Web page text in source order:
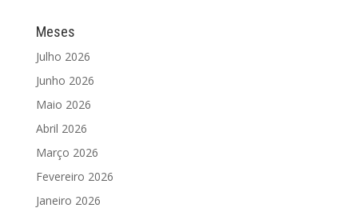
Meses
Julho 2026
Junho 2026
Maio 2026
Abril 2026
Março 2026
Fevereiro 2026
Janeiro 2026